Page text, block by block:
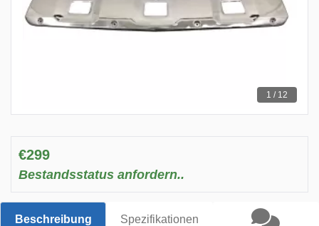
1 / 12
€299
Bestandsstatus anfordern..
Beschreibung Spezifikationen